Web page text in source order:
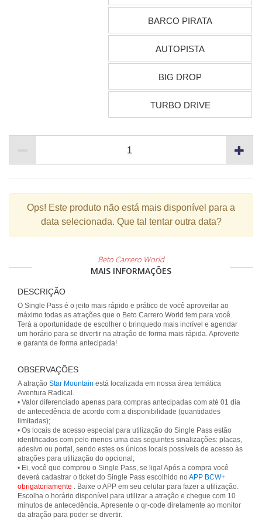
BARCO PIRATA
AUTOPISTA
BIG DROP
TURBO DRIVE
Ops! Este produto não está mais disponível para a
data selecionada. Que tal tentar outra data?
Beto Carrero World
MAIS INFORMAÇÕES
DESCRIÇÃO
O Single Pass é o jeito mais rápido e prático de você aproveitar ao
máximo todas as atrações que o Beto Carrero World tem para você.
Terá a oportunidade de escolher o brinquedo mais incrível e agendar
um horário para se divertir na atração de forma mais rápida. Aproveite
e garanta de forma antecipada!
OBSERVAÇÕES
A atração Star Mountain está localizada em nossa área temática
Aventura Radical.
• Valor diferenciado apenas para compras antecipadas com até 01 dia
de antecedência de acordo com a disponibilidade (quantidades
limitadas);
• Os locais de acesso especial para utilização do Single Pass estão
identificados com pelo menos uma das seguintes sinalizações: placas,
adesivo ou portal, sendo estes os únicos locais possíveis de acesso às
atrações para utilização do opcional;
• Ei, você que comprou o Single Pass, se liga! Após a compra você
deverá cadastrar o ticket do Single Pass escolhido no APP BCW+
obrigatoriamente . Baixe o APP em seu celular para fazer a utilização.
Escolha o horário disponível para utilizar a atração e chegue com 10
minutos de antecedência. Apresente o qr-code diretamente ao monitor
da atração para poder se divertir.